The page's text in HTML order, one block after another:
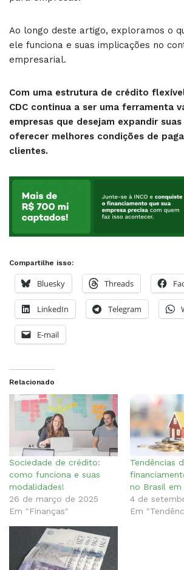
Ao longo deste artigo, exploramos o
ele funciona e suas implicações no
empresarial.
Com uma estrutura de crédito
CDC continua a ser uma ferramenta
empresas que desejam expandir
oferecer melhores condições de
clientes.
Compartilhe isso:
Bluesky Threads
LinkedIn Telegram
E-mail
Relacionado
Sociedade de crédito:
como funciona e suas
modalidades!
26 de março de 2025
Em "Finanças"
Tendências
no Brasil em
4 de
Em